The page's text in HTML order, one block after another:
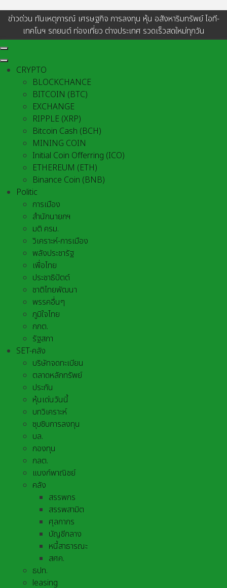
ข่าวด่วน ทันเหตุการณ์ เศรษฐกิจ การลงทุน หุ้น อสังหาริมทรัพย์ ไอที-
เทคโนฯ รถยนต์ ท่องเที่ยว ต่างประเทศ รวดเร็วสดใหม่ทุกวัน
CRYPTO
BLOCKCHANCE
BITCOIN (BTC)
EXCHANGE
RIPPLE (XRP)
Bitcoin Cash (BCH)
MINING COIN
Initial Coin Offerring (ICO)
ETHEREUM (ETH)
Binance Coin (BNB)
Politic
การเมือง
สำนักนายกฯ
มติ ครม.
วิเคราะห์-การเมือง
พลังประชารัฐ
เพื่อไทย
ประชาธิปัตต์
ชาติไทยพัฒนา
พรรคอื่นๆ
ภูมิใจไทย
กกต.
รัฐสภา
SET-คลัง
บริษัทจดทะเบียน
ตลาดหลักทรัพย์
ประกัน
หุ้นเด่นวันนี้
บทวิเคราะห์
ซุบซิบการลงทุน
บล.
กองทุน
กลต.
แบงก์พาณิชย์
คลัง
สรรพกร
สรรพสามิต
ศุลกากร
บัญชีกลาง
หนี้สาธารณะ
สศค.
ธปท.
leasing